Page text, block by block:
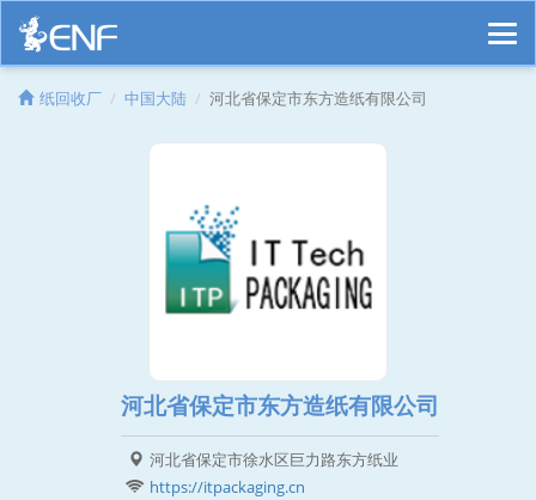
纸回收厂 中国大陆 河北省保定市东方造纸有限公司
河北省保定市东方造纸有限公司
河北省保定市徐水区巨力路东方纸业
https://itpackaging.cn